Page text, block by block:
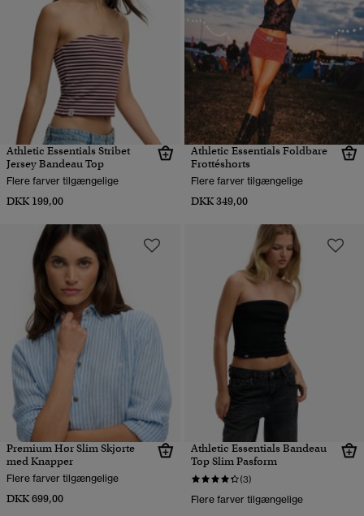
Athletic Essentials Stribet
Jersey Bandeau Top
Flere farver tilgængelige
DKK 199,00
Athletic Essentials Foldbare
Frottéshorts
Flere farver tilgængelige
DKK 349,00
Premium Hør Slim Skjorte
med Knapper
Flere farver tilgængelige
DKK 699,00
Athletic Essentials Bandeau
Top Slim Pasform
(3)
Flere farver tilgængelige